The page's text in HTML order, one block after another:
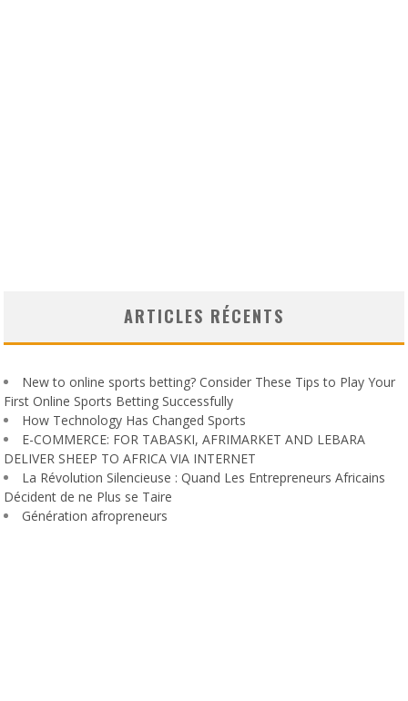
ARTICLES RÉCENTS
New to online sports betting? Consider These Tips to Play Your
First Online Sports Betting Successfully
How Technology Has Changed Sports
E-COMMERCE: FOR TABASKI, AFRIMARKET AND LEBARA
DELIVER SHEEP TO AFRICA VIA INTERNET
La Révolution Silencieuse : Quand Les Entrepreneurs Africains
Décident de ne Plus se Taire
Génération afropreneurs